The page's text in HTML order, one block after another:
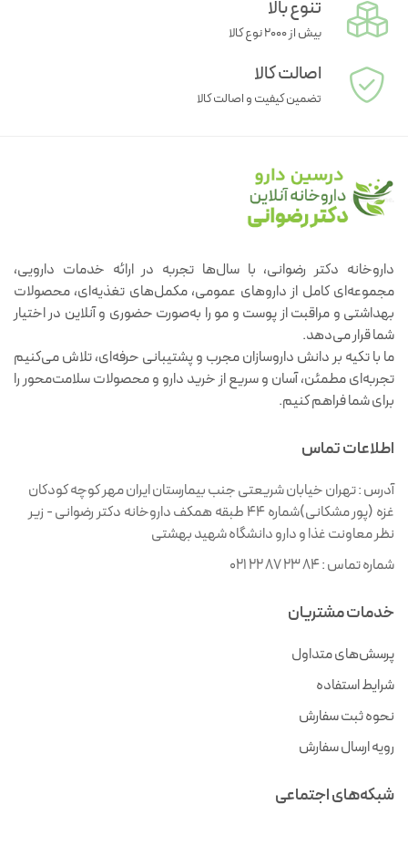
تنوع بالا
بیش از ۲۰۰۰ نوع کالا
اصالت کالا
تضمین کیفیت و اصالت کالا
داروخانه دکتر رضوانی، با سال‌ها تجربه در ارائه خدمات دارویی،
مجموعه‌ای کامل از داروهای عمومی، مکمل‌های تغذیه‌ای، محصولات
بهداشتی و مراقبت از پوست و مو را به‌صورت حضوری و آنلاین در اختیار
شما قرار می‌دهد.
ما با تکیه بر دانش داروسازان مجرب و پشتیبانی حرفه‌ای، تلاش می‌کنیم
تجربه‌ای مطمئن، آسان و سریع از خرید دارو و محصولات سلامت‌محور را
برای شما فراهم کنیم.
اطلاعات تماس
آدرس :تهران خیابان شریعتی جنب بیمارستان ایران مهر کوچه کودکان
غزه (پور مشکانی)شماره ۴۴ طبقه همکف داروخانه دکتر رضوانی - زیر
نظر معاونت غذا و دارو دانشگاه شهید بهشتی
شماره تماس :021 22 87 23 84
خدمات مشتریان
پرسش‌های متداول
شرایط استفاده
نحوه ثبت سفارش
رویه ارسال سفارش
شبکه‌های اجتماعی